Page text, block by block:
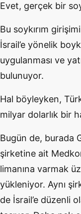
Evet, gerçek bir
Bu soykırım
İsrail’e yönelik
uygulanması ve
bulunuyor.
Hal böyleyken,
milyar dolarlık bir
Bugün de, burada
şirketine ait
limanına varmak
yükleniyor. Aynı
de İsrail’e düzenli